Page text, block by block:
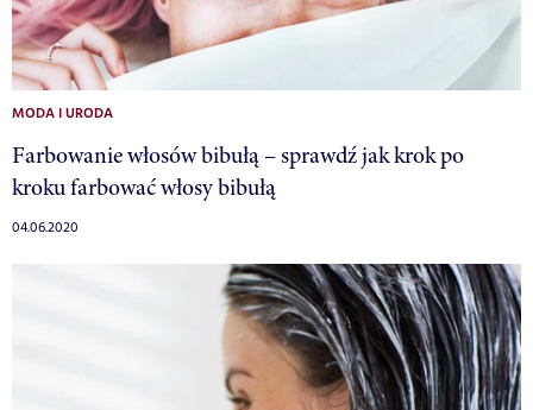
MODA I URODA
Farbowanie włosów bibułą – sprawdź jak krok po
kroku farbować włosy bibułą
04.06.2020